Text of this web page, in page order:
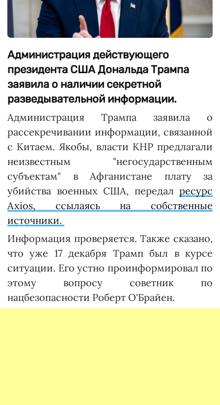
Администрация действующего
президента США Дональда Трампа
заявила о наличии секретной
разведывательной информации.
Администрация Трампа заявила о
рассекречивании информации, связанной
с Китаем. Якобы, власти КНР предлагали
неизвестным "негосударственным
субъектам" в Афганистане плату за
убийства военных США, передал ресурс
Axios, ссылаясь на собственные
источники.
Информация проверяется. Также сказано,
что уже 17 декабря Трамп был в курсе
ситуации. Его устно проинформировал по
этому вопросу советник по
нацбезопасности Роберт О'Брайен.